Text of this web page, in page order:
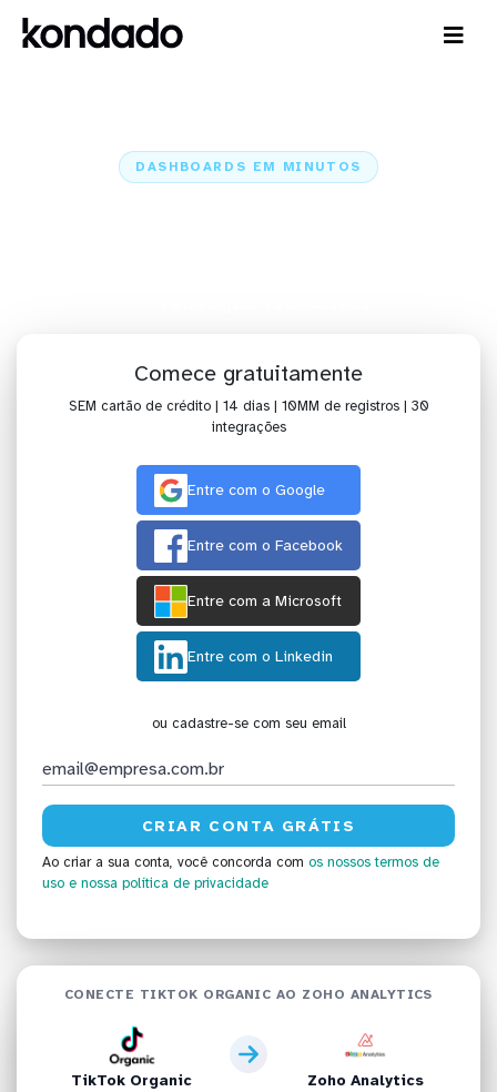
DASHBOARDS EM MINUTOS
Comece gratuitamente
SEM cartão de crédito | 14 dias | 10MM de registros | 30
integrações
Entre com o Google
Entre com o Facebook
Entre com a Microsoft
Entre com o Linkedin
ou cadastre-se com seu email
Ao criar a sua conta, você concorda com os nossos termos de
uso e nossa política de privacidade
CONECTE TIKTOK ORGANIC AO ZOHO ANALYTICS
TikTok Organic Zoho Analytics